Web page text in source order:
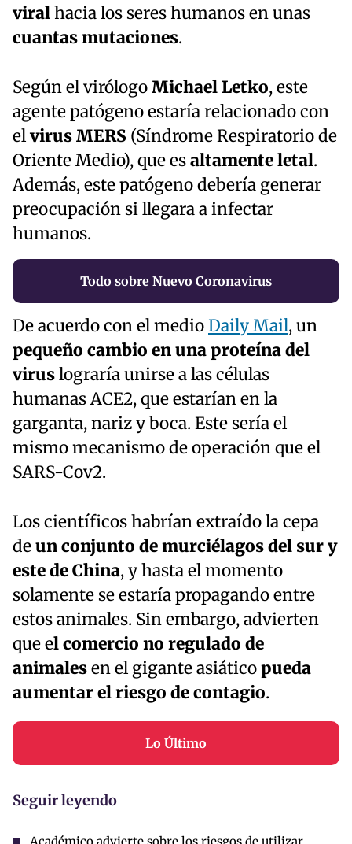
viralhacia los seres humanos en unas
cuantas mutaciones.
Según el virólogoMichael Letko, este
agente patógeno estaría relacionado con
elvirus MERS (Síndrome Respiratorio de
Oriente Medio), que esaltamente letal.
Además, este patógeno debería generar
preocupación si llegara a infectar
humanos.
Todo sobre Nuevo Coronavirus
De acuerdo con el medioDaily Mail, un
pequeño cambio en una proteína del
viruslograría unirse a las células
humanas ACE2, que estarían en la
garganta, nariz y boca. Este sería el
mismo mecanismo de operación que el
SARS-Cov2.
Los científicos habrían extraído la cepa
deun conjunto de murciélagos del sur y
este de China, y hasta el momento
solamente se estaría propagando entre
estos animales. Sin embargo, advierten
que el comercio no regulado de
animalesen el gigante asiáticopueda
aumentar el riesgo de contagio.
Lo Último
Seguir leyendo